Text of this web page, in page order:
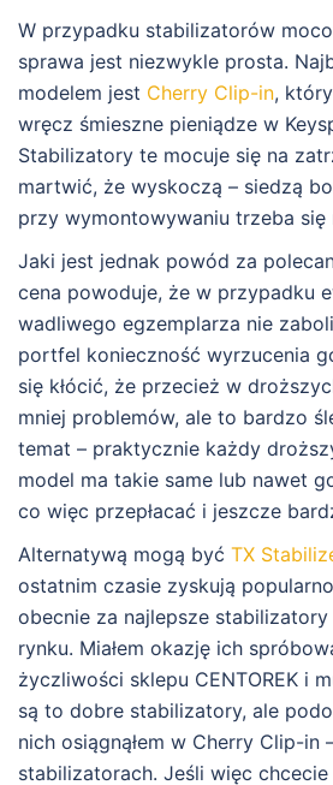
W przypadku stabilizatorów
sprawa jest niezwykle prosta.
modelem jest Cherry Clip-in,
wręcz śmieszne pieniądze w
Stabilizatory te mocuje się na
martwić, że wyskoczą – siedzą
przy wymontowywaniu trzeba się
Jaki jest jednak powód za
cena powoduje, że w przypadku
wadliwego egzemplarza nie
portfel konieczność wyrzucenia
się kłócić, że przecież w
mniej problemów, ale to bardzo
temat – praktycznie każdy
model ma takie same lub nawet
co więc przepłacać i jeszcze
Alternatywą mogą być TX
ostatnim czasie zyskują
obecnie za najlepsze stabilizatory
rynku. Miałem okazję ich
życzliwości sklepu CENTOREK i
są to dobre stabilizatory, ale
nich osiągnąłem w Cherry Clip-in
stabilizatorach. Jeśli więc